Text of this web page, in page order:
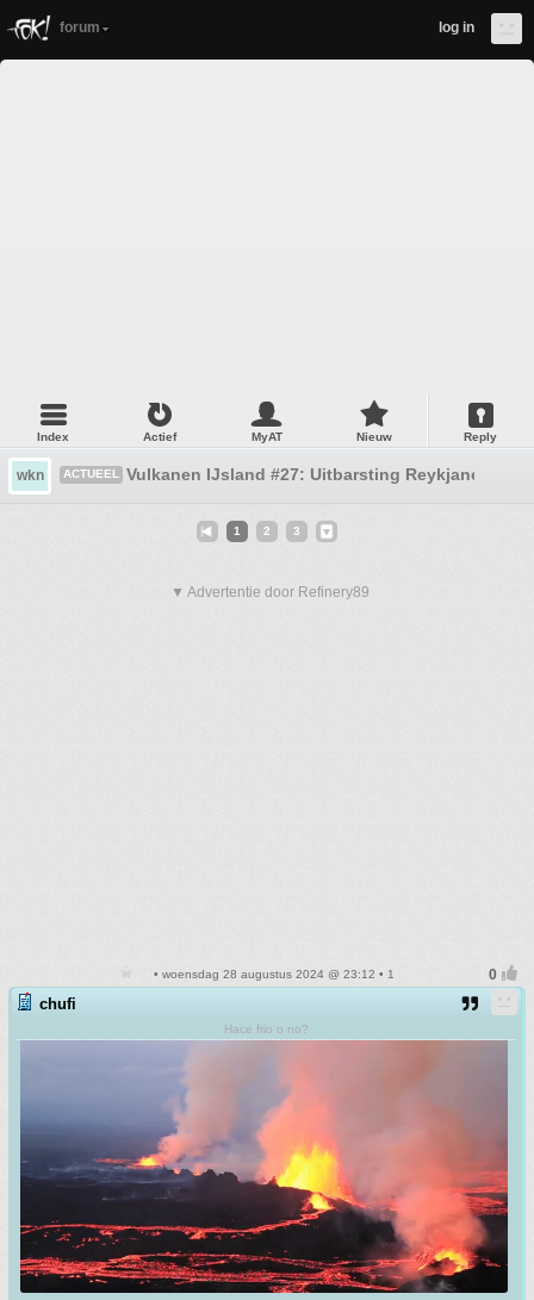
forum log in
Index Actief MyAT Nieuw Reply
wkn ACTUEEL Vulkanen IJsland #27: Uitbarsting Reykjanes
1 2 3
▼ Advertentie door Refinery89
• woensdag 28 augustus 2024 @ 23:12 • 1
chufi
Hace frio o no?